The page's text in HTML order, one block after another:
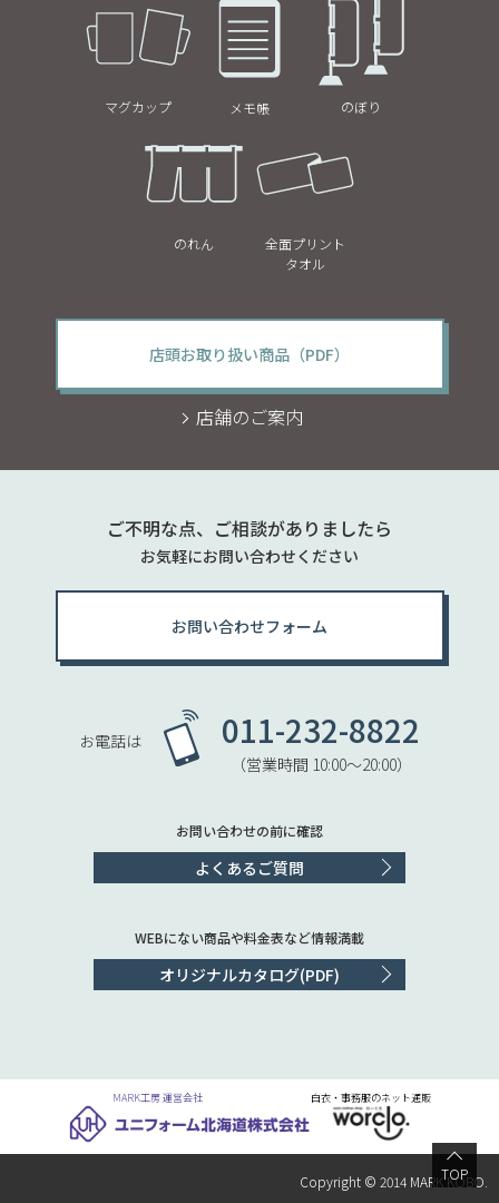
マグカップ メモ帳 のぼり
のれん
全面プリント
タオル
店頭お取り扱い商品（PDF）
店舗のご案内
ご不明な点、ご相談がありましたら
お気軽にお問い合わせください
お問い合わせフォーム
お電話は 011-232-8822
（営業時間 10:00〜20:00）
お問い合わせの前に確認
よくあるご質問
WEBにない商品や料金表など情報満載
オリジナルカタログ(PDF)
MARK工房 運営会社 白衣・事務服のネット通販
Copyright © 2014 MARK KOBO.
TOP